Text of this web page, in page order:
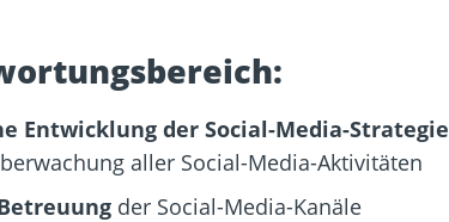
Entwicklung der Social-Media-Strategie
aller Social-Media-Aktivitäten
der Social-Media-Kanäle